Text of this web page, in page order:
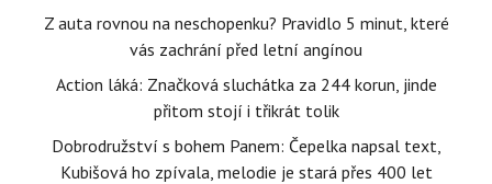
Z auta rovnou na neschopenku? Pravidlo 5 minut, které
vás zachrání před letní angínou
Action láká: Značková sluchátka za 244 korun, jinde
přitom stojí i třikrát tolik
Dobrodružství s bohem Panem: Čepelka napsal text,
Kubišová ho zpívala, melodie je stará přes 400 let